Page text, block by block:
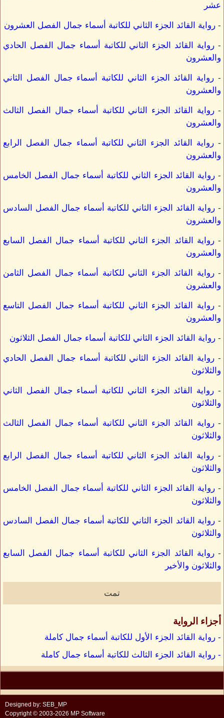
عشر
- رواية القائد الجزء الثاني للكاتبة أسماء جمال الفصل العشرون
- رواية القائد الجزء الثاني للكاتبة أسماء جمال الفصل الحادي
والعشرون
- رواية القائد الجزء الثاني للكاتبة أسماء جمال الفصل الثاني
والعشرون
-رواية القائد الجزء الثاني للكاتبة أسماء جمال الفصل الثالث
والعشرون
- رواية القائد الجزء الثاني للكاتبة أسماء جمال الفصل الرابع
والعشرون
- رواية القائد الجزء الثاني للكاتبة أسماء جمال الفصل الخامس
والعشرون
- رواية القائد الجزء الثاني للكاتبة أسماء جمال الفصل السادس
والعشرون
-رواية القائد الجزء الثاني للكاتبة أسماء جمال الفصل السابع
والعشرون
-رواية القائد الجزء الثاني للكاتبة أسماء جمال الفصل الثامن
والعشرون
-رواية القائد الجزء الثاني للكاتبة أسماء جمال الفصل التاسع
والعشرون
- رواية القائد الجزء الثاني للكاتبة أسماء جمال الفصل الثلاثون
- رواية القائد الجزء الثاني للكاتبة أسماء جمال الفصل الحادي
والثلاثون
- رواية القائد الجزء الثاني للكاتبة أسماء جمال الفصل الثاني
والثلاثون
-رواية القائد الجزء الثاني للكاتبة أسماء جمال الفصل الثالث
والثلاثون
- رواية القائد الجزء الثاني للكاتبة أسماء جمال الفصل الرابع
والثلاثون
- رواية القائد الجزء الثاني للكاتبة أسماء جمال الفصل الخامس
والثلاثون
- رواية القائد الجزء الثاني للكاتبة أسماء جمال الفصل السادس
والثلاثون
-رواية القائد الجزء الثاني للكاتبة أسماء جمال الفصل السابع
والثلاثون والأخير
تمت
أجزاء الرواية
- رواية القائد الجزء الأول للكاتبة أسماء جمال كاملة
- رواية القائد الجزء الثالث للكاتبة أسماء جمال كاملة
Designed by: SEB_MP
Copyright © 2003-2026 MP Software